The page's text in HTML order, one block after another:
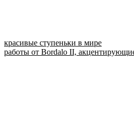
красивые ступеньки в мире
работы от Bordalo II,